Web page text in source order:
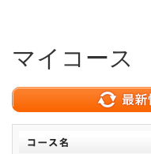
マイコース